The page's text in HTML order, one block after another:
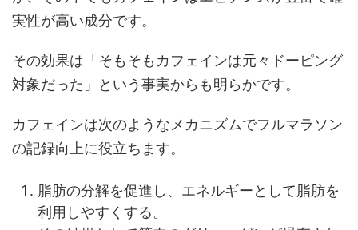
実性が高い成分です。
その効果は「そもそもカフェインは元々ドーピング
対象だった」という事実からも明らかです。
カフェインは次のようなメカニズムでフルマラソン
の記録向上に役立ちます。
脂肪の分解を促進し、エネルギーとして脂肪を
利用しやすくする。